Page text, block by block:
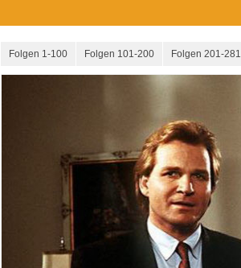
Folgen 1-100 Folgen 101-200 Folgen 201-281